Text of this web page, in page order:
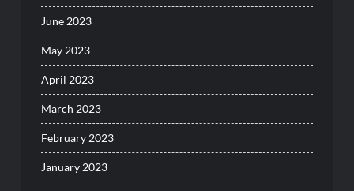
June 2023
May 2023
April 2023
March 2023
February 2023
January 2023